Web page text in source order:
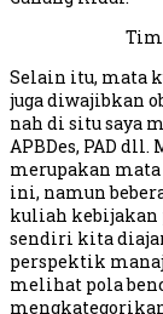
Tim
Selain itu, mata
juga diwajibkan
nah di situ saya
APBDes, PAD
merupakan
ini, namun
kuliah kebijakan
sendiri kita
perspektik
melihat pola